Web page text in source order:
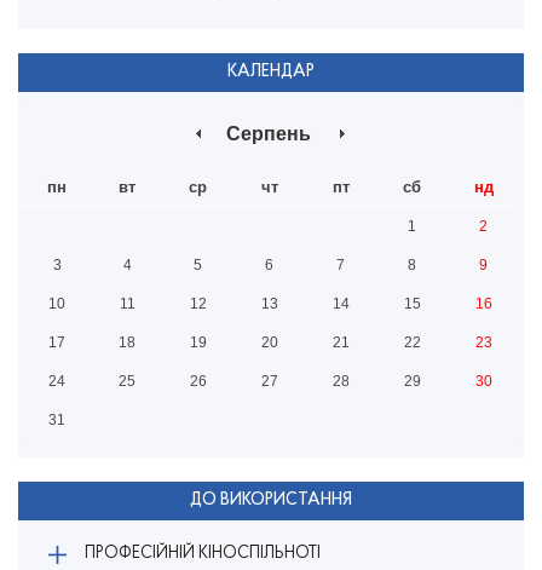
КАЛЕНДАР
Серпень
пн вт ср чт пт сб нд
1 2
3 4 5 6 7 8 9
10 11 12 13 14 15 16
17 18 19 20 21 22 23
24 25 26 27 28 29 30
31
ДО ВИКОРИСТАННЯ
ПРОФЕСІЙНІЙ КІНОСПІЛЬНОТІ